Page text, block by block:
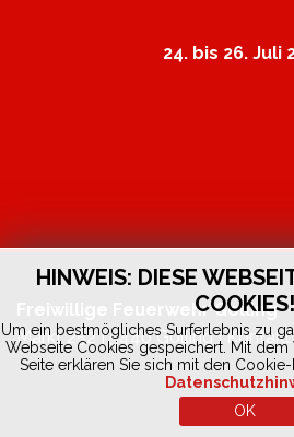
24. bis 26. Juli
HINWEIS: DIESE
COOKIES!
Um ein bestmögliches Surferlebnis zu
Webseite Cookies gespeichert. Mit dem
Seite erklären Sie sich mit den
OK
Freiwillige Feuerwehr Golling
Markt 252 | 5440 Golling |Kontakt